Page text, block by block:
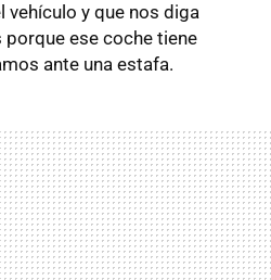
y que nos diga
ese coche tiene
ante una estafa.